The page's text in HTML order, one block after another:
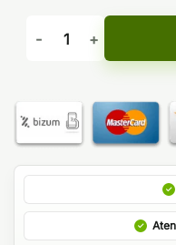
Piña Colada 10ml - La